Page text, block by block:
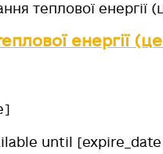
теплової енергії
енергії
until